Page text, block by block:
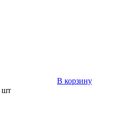
В корзину
шт